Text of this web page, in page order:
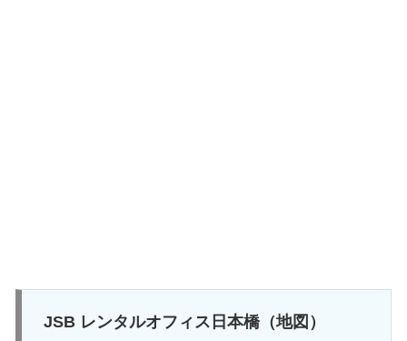
JSB レンタルオフィス日本橋（地図）